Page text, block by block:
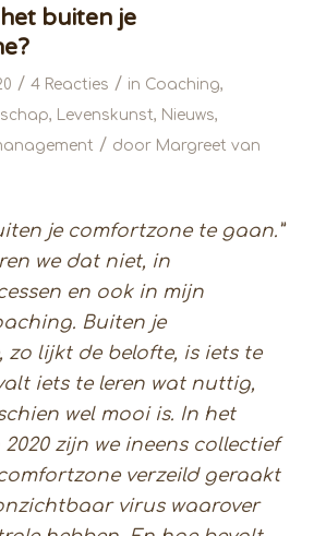
buiten je
/ 4 Reacties / in Coaching,
, Levenskunst, Nieuws,
/ door Margreet van
je comfortzone te gaan.”
we dat niet, in
en ook in mijn
Buiten je
zo lijkt de belofte, is iets te
iets te leren wat nuttig,
wel mooi is. In het
zijn we ineens collectief
verzeild geraakt
virus waarover